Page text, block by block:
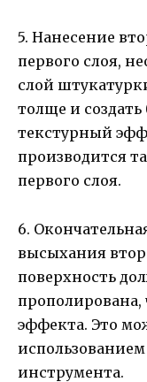
5. Нанесение
первого слоя,
слой
толще и
текстурный
производится
первого слоя.
6.
высыхания
поверхность
прополирована,
эффекта. Это
инструмента.